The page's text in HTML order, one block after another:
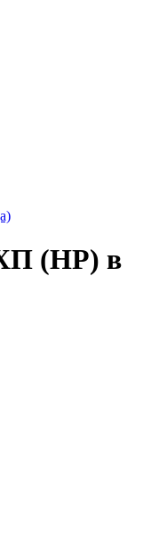
(HP) в